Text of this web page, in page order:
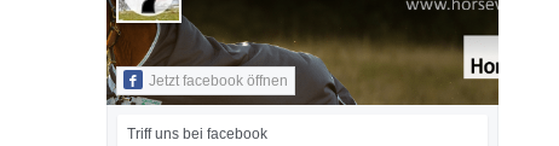
Jetzt facebook öffnen
Triff uns bei facebook